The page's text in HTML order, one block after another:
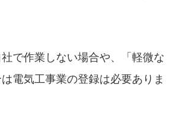
社で作業しない場合や、「軽微な
電気工事業の登録は必要ありま